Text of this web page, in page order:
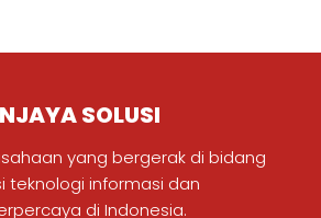
SOLUSI
yang bergerak di bidang
teknologi informasi dan
di Indonesia.